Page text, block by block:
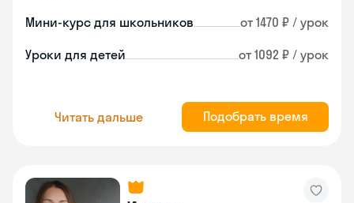
Мини-курс для школьников от 1470 ₽ / урок
Уроки для детей от 1092 ₽ / урок
Читать дальше Подобрать время